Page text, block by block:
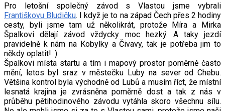
Pro letošní společný závod s Vlastou jsme vybrali
Františkovu Bludičku. I když je to na západ Čech přes 2 hodiny
cesty, byli jsme tam už několikrát, protože Míra a Mirka
Špalkovi dělají závod vždycky moc hezký. A taky jezdí
pravidelně k nám na Kobylky a Čivavy, tak je potřeba jim to
někdy oplatit! :)
Špalkovi místa startu a tím i mapový prostor poměrně často
mění, letos byl sraz v městečku Luby na sever od Chebu.
Většina kontrol byla východně od Lubů a musím říct, že místní
lesnatá krajina je zvrásněna poměrně dost a tak z nás v
průběhu pětihodinového závodu vytáhla skoro všechnu sílu.